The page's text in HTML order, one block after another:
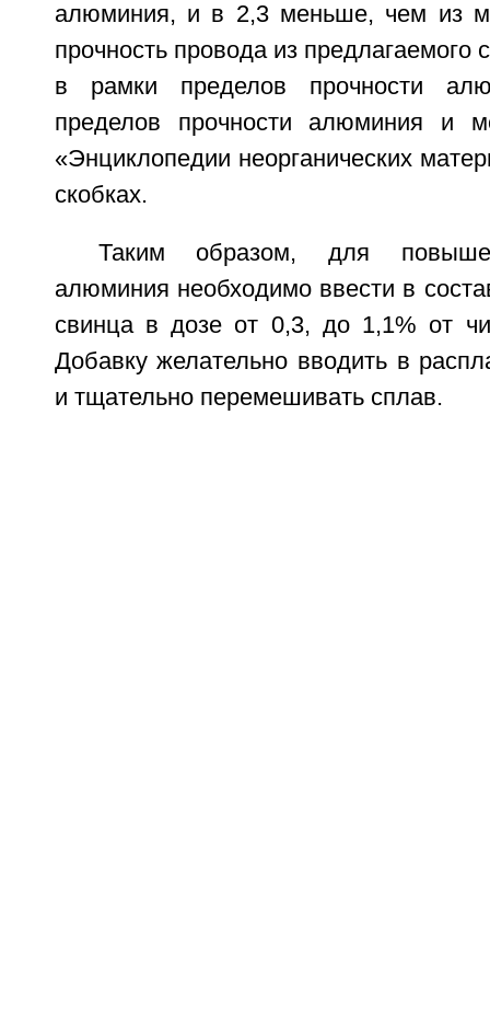
алюминия, и в 2,3 меньше, чем из
прочность провода из предлагаемого
в рамки пределов прочности
пределов прочности алюминия и
«Энциклопедии неорганических
скобках.
Таким образом, для
алюминия необходимо ввести в
свинца в дозе от 0,3, до 1,1% от
Добавку желательно вводить в
и тщательно перемешивать сплав.